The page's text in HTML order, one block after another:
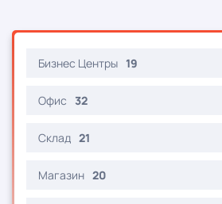
Бизнес Центры 19
Офис 32
Склад 21
Магазин 20